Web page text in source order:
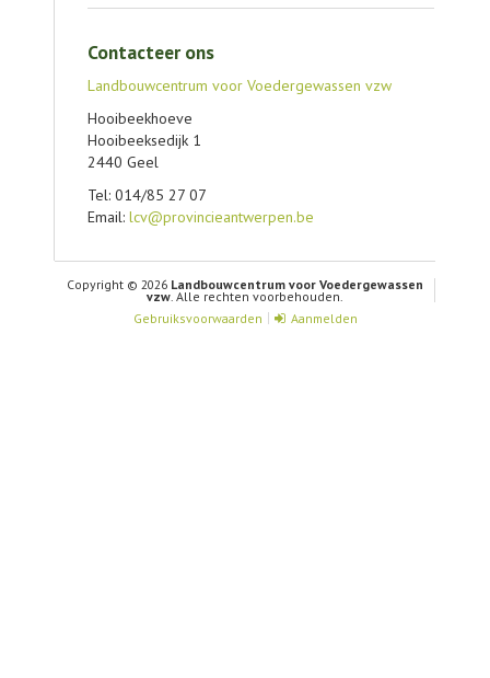
Contacteer ons
Landbouwcentrum voor Voedergewassen vzw
Hooibeekhoeve
Hooibeeksedijk 1
2440 Geel
Tel: 014/85 27 07
Email: lcv@provincieantwerpen.be
Copyright © 2026 Landbouwcentrum voor Voedergewassen
vzw. Alle rechten voorbehouden.
Gebruiksvoorwaarden
Aanmelden